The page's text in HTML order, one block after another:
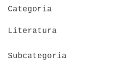
Categoria
Literatura
Subcategoria